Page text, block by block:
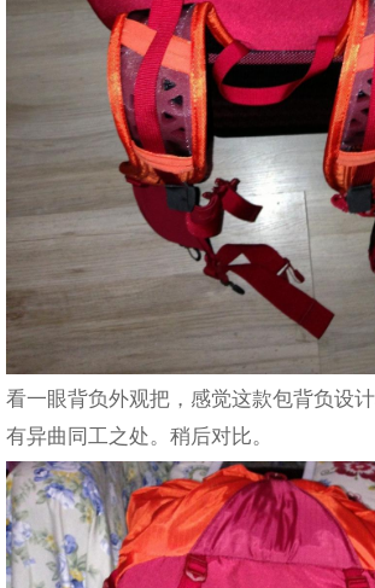
看一眼背负外观把，感觉这款包背负设
有异曲同工之处。稍后对比。